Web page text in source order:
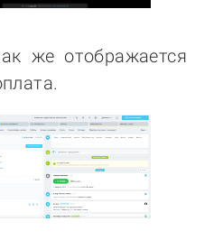
же отображается